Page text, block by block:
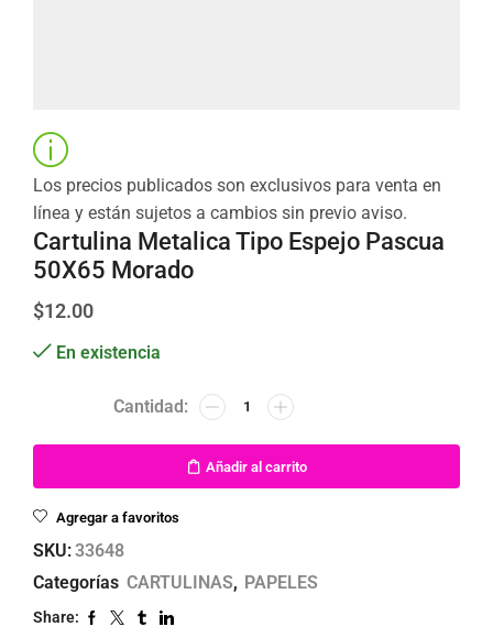
Los precios publicados son exclusivos para venta en
línea y están sujetos a cambios sin previo aviso.
Cartulina Metalica Tipo Espejo Pascua
50X65 Morado
$12.00
En existencia
Añadir al carrito
Agregar a favoritos
SKU:33648
Categorías CARTULINAS, PAPELES
Share: